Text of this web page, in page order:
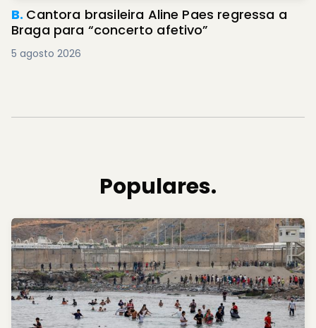
B. Cantora brasileira Aline Paes regressa a
Braga para “concerto afetivo”
5 agosto 2026
Populares.